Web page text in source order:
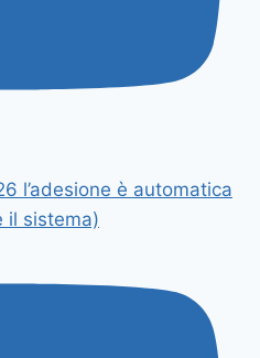
l’adesione è automatica
il sistema)